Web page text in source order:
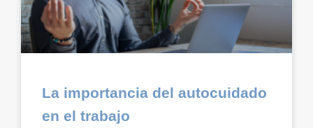
La importancia del autocuidado
en el trabajo